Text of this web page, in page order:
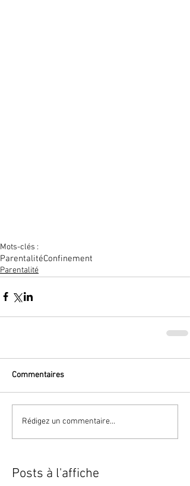
Mots-clés :
ParentalitéConfinement
Parentalité
Commentaires
Rédigez un commentaire...
Posts à l'affiche